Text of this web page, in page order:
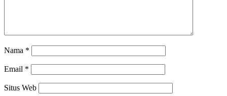
Nama *
Email *
Situs Web